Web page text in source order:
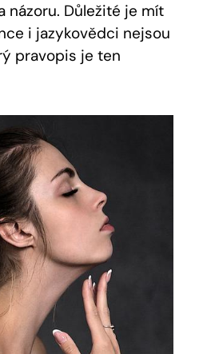
názoru. Důležité je mít
i jazykovědci nejsou
pravopis je ten